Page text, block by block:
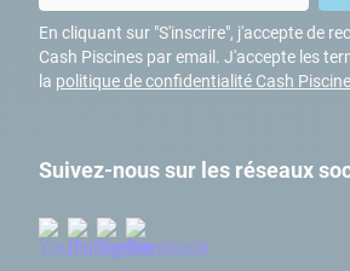
En cliquant sur "S'inscrire", j'accepte de
Cash Piscines par email. J'accepte les
la politique de confidentialité Cash
Suivez-nous sur les réseaux